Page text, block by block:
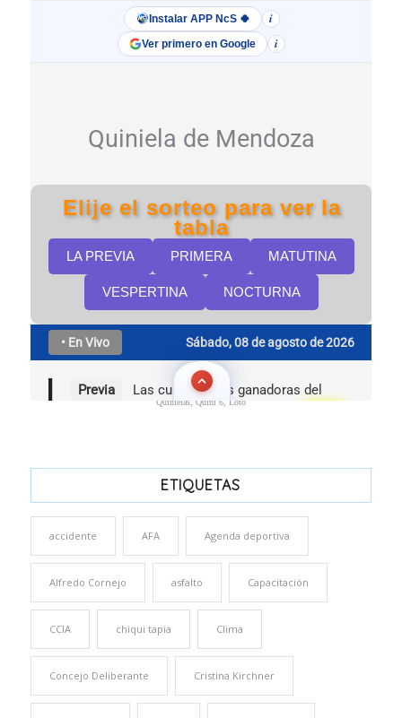
Quinielas, Quini 6, Loto
ETIQUETAS
accidente AFA Agenda deportiva
Alfredo Cornejo asfalto Capacitación
CCIA chiqui tapia Clima
Concejo Deliberante Cristina Kirchner